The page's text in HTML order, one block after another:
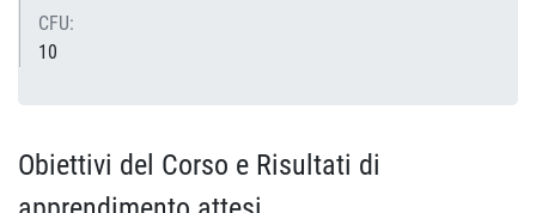
CFU:
10
Obiettivi del Corso e Risultati di